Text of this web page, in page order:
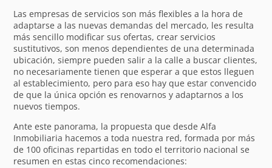
Las empresas de servicios son más flexibles a la hora de
adaptarse a las nuevas demandas del mercado, les resulta
más sencillo modificar sus ofertas, crear servicios
sustitutivos, son menos dependientes de una determinada
ubicación, siempre pueden salir a la calle a buscar clientes,
no necesariamente tienen que esperar a que estos lleguen
al establecimiento, pero para eso hay que estar convencido
de que la única opción es renovarnos y adaptarnos a los
nuevos tiempos.
Ante este panorama, la propuesta que desde Alfa
Inmobiliaria hacemos a toda nuestra red, formada por más
de 100 oficinas repartidas en todo el territorio nacional se
resumen en estas cinco recomendaciones: